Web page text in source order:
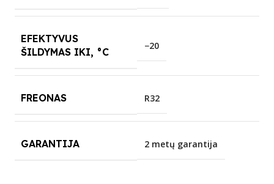
EFEKTYVUS
ŠILDYMAS IKI, °C
−20
FREONAS R32
GARANTIJA 2 metų garantija